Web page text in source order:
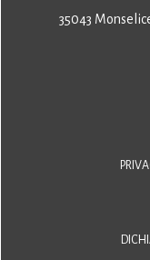
35043